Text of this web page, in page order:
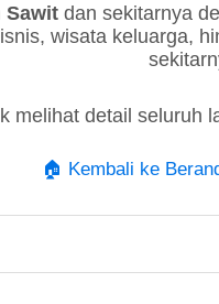
Sawit dan sekitarnya
wisata keluarga,
melihat detail seluruh
🏠 Kembali ke